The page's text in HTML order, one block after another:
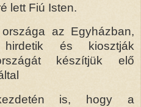
lett Fiú Isten.
az Egyházban,
és kiosztják
készítjük elő
is, hogy a